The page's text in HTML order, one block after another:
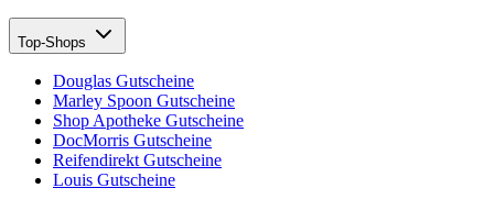
Top-Shops
Douglas Gutscheine
Marley Spoon Gutscheine
Shop Apotheke Gutscheine
DocMorris Gutscheine
Reifendirekt Gutscheine
Louis Gutscheine